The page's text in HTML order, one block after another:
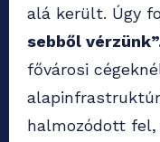
alá került. Úgy
sebből
fővárosi
halmozódott fel,